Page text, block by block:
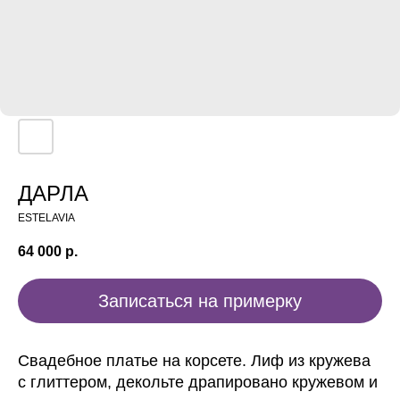
ДАРЛА
ESTELAVIA
64 000 р.
Записаться на примерку
Свадебное платье на корсете. Лиф из кружева
с глиттером, декольте драпировано кружевом и